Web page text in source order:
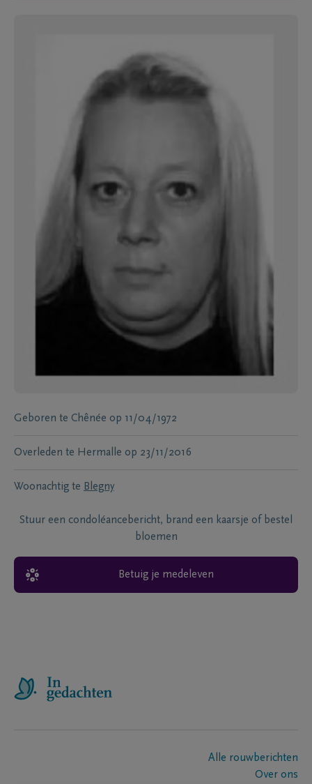
Geboren te Chênée op 11/04/1972
Overleden te Hermalle op 23/11/2016
Woonachtig te Blegny
Stuur een condoléancebericht, brand een kaarsje of bestel
bloemen
Betuig je medeleven
Alle rouwberichten
Over ons